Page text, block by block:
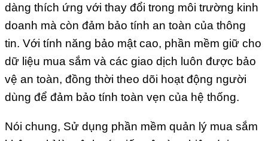
dàng thích ứng với thay đổi trong môi trường kinh
doanh mà còn đảm bảo tính an toàn của thông
tin. Với tính năng bảo mật cao, phần mềm giữ cho
dữ liệu mua sắm và các giao dịch luôn được bảo
vệ an toàn, đồng thời theo dõi hoạt động người
dùng để đảm bảo tính toàn vẹn của hệ thống.
Nói chung, Sử dụng phần mềm quản lý mua sắm